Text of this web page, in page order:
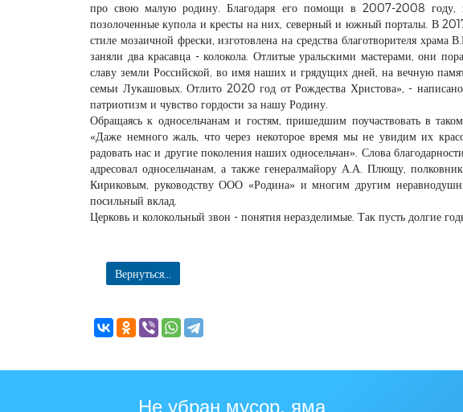
про свою малую родину. Благодаря его помощи в 2007-2008 году, в
позолоченные купола и кресты на них, северный и южный порталы. В
стиле мозаичной фрески, изготовлена на средства благотворителя
заняли два красавца - колокола. Отлитые уральскими мастерами, они
славу земли Российской, во имя наших и грядущих дней, на вечную
семьи Лукашовых. Отлито 2020 год от Рождества Христова», -
патриотизм и чувство гордости за нашу Родину.
Обращаясь к односельчанам и гостям, пришедшим поучаствовать в
«Даже немного жаль, что через некоторое время мы не увидим их
радовать нас и другие поколения наших односельчан». Слова
адресовал односельчанам, а также генералмайору А.А. Плющу,
Кириковым, руководству ООО «Родина» и многим другим
посильный вклад.
Церковь и колокольный звон - понятия неразделимые. Так пусть долгие
Вернуться...
Не убран мусор, яма